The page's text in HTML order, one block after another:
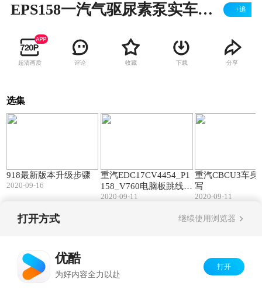
EPS158一汽气驱尿素泵实车驱动 +追
超清画质 评论 收藏 下载 分享
选集
918最新版本升级步骤
2020-09-16
重汽EDC17CV4454_P1
158_V760电脑板跳线刷
写
2020-09-11
重汽CBCU3车身
写
2020-09-11
打开方式 继续使用浏览器
优酷
为好内容全力以赴
打开